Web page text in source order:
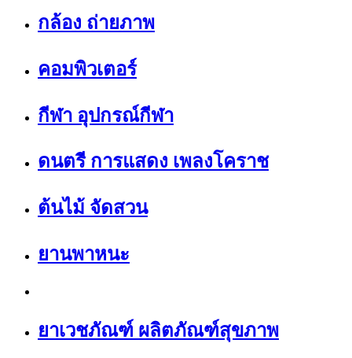
กล้อง ถ่ายภาพ
คอมพิวเตอร์
กีฬา อุปกรณ์กีฬา
ดนตรี การแสดง เพลงโคราช
ต้นไม้ จัดสวน
ยานพาหนะ
ยาเวชภัณฑ์ ผลิตภัณฑ์สุขภาพ